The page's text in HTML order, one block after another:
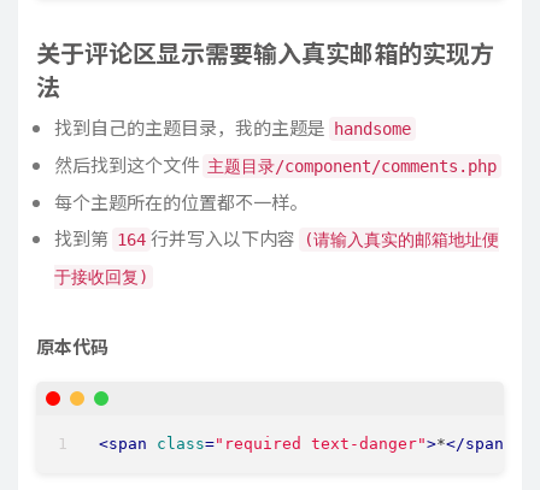
关于评论区显示需要输入真实邮箱的实现方
法
找到自己的主题目录，我的主题是 handsome
然后找到这个文件 主题目录/component/comments.php
每个主题所在的位置都不一样。
找到第 164 行并写入以下内容
(请输入真实的邮箱地址便
于接收回复)
原本代码
<span class="required text-danger">*</span